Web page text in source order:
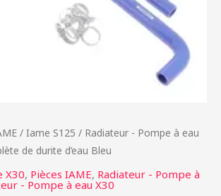
/ Iame S125 / Radiateur - Pompe à eau
de durite d’eau Bleu
X30, Pièces IAME, Radiateur - Pompe à
- Pompe à eau X30